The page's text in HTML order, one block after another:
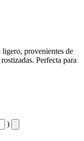
provenientes de
Perfecta para
)